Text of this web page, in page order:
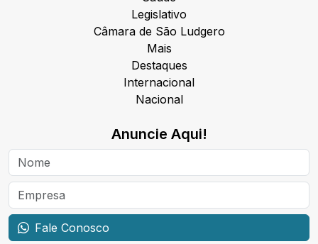
Legislativo
Câmara de São Ludgero
Mais
Destaques
Internacional
Nacional
Anuncie Aqui!
Fale Conosco